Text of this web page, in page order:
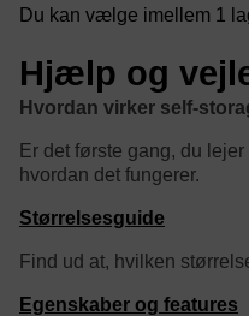
Du kan vælge imellem 1
Hjælp og
Hvordan virker self-
Er det første gang, du
hvordan det fungerer.
Størrelsesguide
Find ud at, hvilken
Egenskaber og features